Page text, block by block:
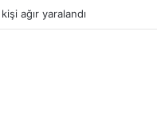
ağır yaralandı